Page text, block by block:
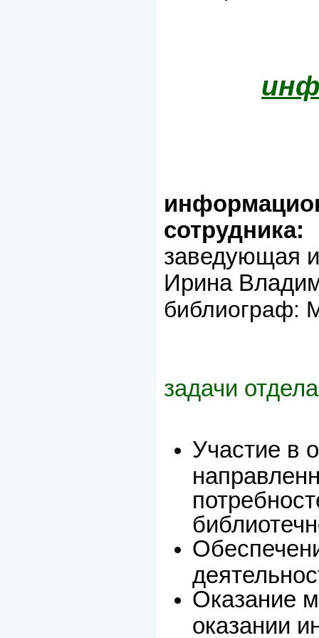
сотрудника:
заведующая
Ирина
библиограф:
задачи
Участие в
Оказание
оказании